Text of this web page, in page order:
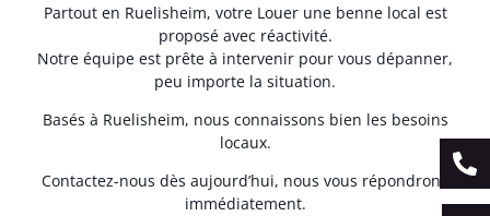
Partout en Ruelisheim, votre Louer une benne local est
proposé avec réactivité.
Notre équipe est prête à intervenir pour vous dépanner,
peu importe la situation.
Basés à Ruelisheim, nous connaissons bien les besoins
locaux.
Contactez-nous dès aujourd’hui, nous vous répondrons
immédiatement.